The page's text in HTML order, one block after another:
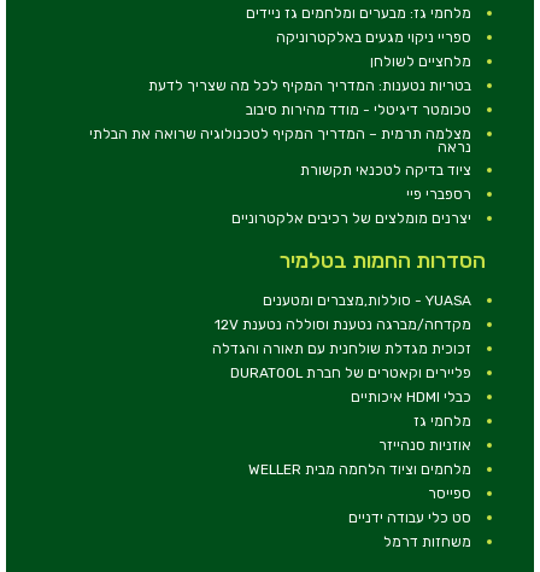
מלחמי גז: מבערים ומלחמים גז ניידים
ספריי ניקוי מגעים באלקטרוניקה
מלחציים לשולחן
בטריות נטענות: המדריך המקיף לכל מה שצריך לדעת
טכומטר דיגיטלי - מודד מהירות סיבוב
מצלמה תרמית – המדריך המקיף לטכנולוגיה שרואה את הבלתי
נראה
ציוד בדיקה לטכנאי תקשורת
רספברי פיי
יצרנים מומלצים של רכיבים אלקטרוניים
הסדרות החמות בטלמיר
YUASA - סוללות,מצברים ומטענים
מקדחה/מברגה נטענת וסוללה נטענת 12V
זכוכית מגדלת שולחנית עם תאורה והגדלה
פליירים וקאטרים של חברת DURATOOL
כבלי HDMI איכותיים
מלחמי גז
אוזניות סנהייזר
מלחמים וציוד הלחמה מבית WELLER
ספייסר
סט כלי עבודה ידניים
משחזות דרמל